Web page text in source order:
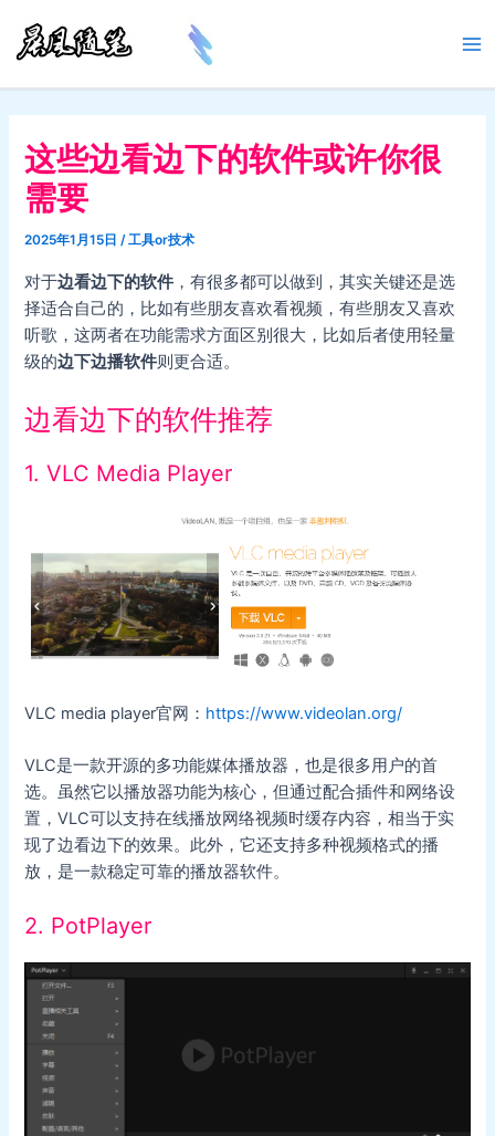
容
这些边看边下的软件或许你很
需要
2025年1月15日/工具or技术
对于边看边下的软件 ，有很多都可以做到，其实关键还是选
择适合自己的，比如有些朋友喜欢看视频，有些朋友又喜欢
听歌，这两者在功能需求方面区别很大，比如后者使用轻量
级的边下边播软件则更合适。
边看边下的软件推荐
1. VLC Media Player
VLC media player官网： https://www.videolan.org/
VLC是一款开源的多功能媒体播放器，也是很多用户的首
选。虽然它以播放器功能为核心，但通过配合插件和网络设
置，VLC可以支持在线播放网络视频时缓存内容，相当于实
现了边看边下的效果。此外，它还支持多种视频格式的播
放，是一款稳定可靠的播放器软件。
2. PotPlayer